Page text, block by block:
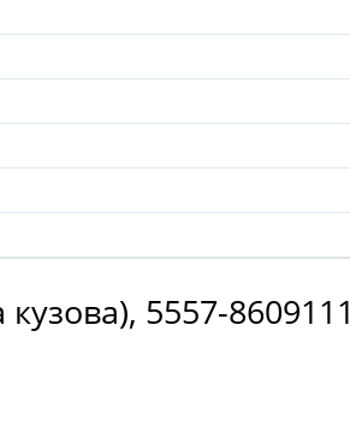
5557-8609111